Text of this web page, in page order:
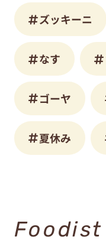
ズッキーニ
なす
ゴーヤ
夏休み
Foodist